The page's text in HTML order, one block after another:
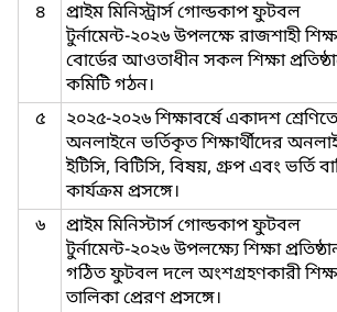
৪
প্রাইম মিনিস্ট্রার্স গোল্ডকাপ ফুটবল
টুর্নামেন্ট-২০২৬ উপলক্ষে রাজশাহী
বোর্ডের আওতাধীন সকল শিক্ষা
কমিটি গঠন।
৫
২০২৫-২০২৬ শিক্ষাবর্ষে একাদশ শ্রেণিতে
অনলাইনে ভর্তিকৃত শিক্ষার্থীদের
ইটিসি, বিটিসি, বিষয়, গ্রুপ এবং ভর্তি
কার্যক্রম প্রসঙ্গে।
৬
প্রাইম মিনিস্টার্স গোল্ডকাপ ফুটবল
টুর্নামেন্ট-২০২৬ উপলক্ষ্যে শিক্ষা
গঠিত ফুটবল দলে অংশগ্রহণকারী
তালিকা প্রেরণ প্রসঙ্গে।